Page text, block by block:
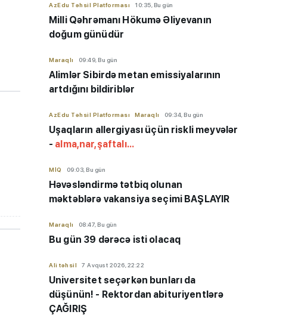
AzEdu Təhsil Platforması 10:35, Bu gün
Milli Qəhrəmanı Hökumə Əliyevanın
doğum günüdür
Maraqlı 09:49, Bu gün
Alimlər Sibirdə metan emissiyalarının
artdığını bildiriblər
AzEdu Təhsil Platforması Maraqlı 09:34, Bu gün
Uşaqların allergiyası üçün riskli meyvələr
- alma,nar,şaftalı...
MİQ 09:03, Bu gün
Həvəsləndirmə tətbiq olunan
məktəblərə vakansiya seçimi BAŞLAYIR
Maraqlı 08:47, Bu gün
Bu gün 39 dərəcə isti olacaq
Ali təhsil 7 Avqust 2026, 22:22
Universitet seçərkən bunları da
düşünün! - Rektordan abituriyentlərə
ÇAĞIRIŞ